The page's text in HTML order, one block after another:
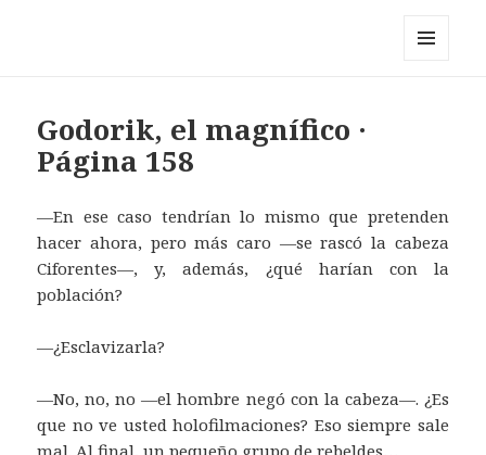
Godorik, el magnífico ·
Página 158
—En ese caso tendrían lo mismo que pretenden
hacer ahora, pero más caro —se rascó la cabeza
Ciforentes—, y, además, ¿qué harían con la
población?
—¿Esclavizarla?
—No, no, no —el hombre negó con la cabeza—. ¿Es
que no ve usted holofilmaciones? Eso siempre sale